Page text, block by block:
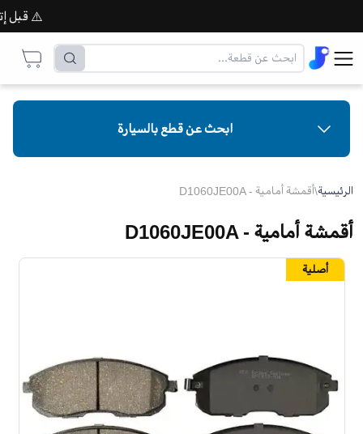
⚠️ قبل
ابحث عن قطع بالسيارة
الرئيسية\أقمشة أمامية - D1060JE00A
أقمشة أمامية - D1060JE00A
أصلية